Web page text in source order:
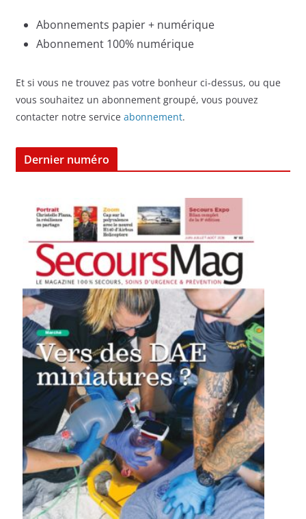
Abonnements papier + numérique
Abonnement 100% numérique
Et si vous ne trouvez pas votre bonheur ci-dessus, ou que
vous souhaitez un abonnement groupé, vous pouvez
contacter notre service abonnement.
Dernier numéro